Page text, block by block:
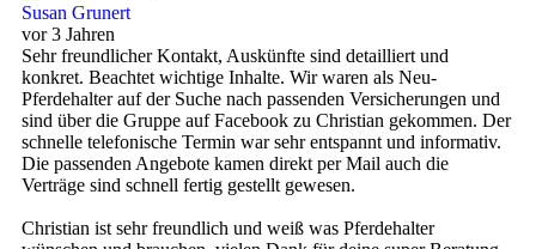
Susan Grunert
vor 3 Jahren
Sehr freundlicher Kontakt, Auskünfte sind detailliert und
konkret. Beachtet wichtige Inhalte. Wir waren als Neu-
Pferdehalter auf der Suche nach passenden Versicherungen und
sind über die Gruppe auf Facebook zu Christian gekommen. Der
schnelle telefonische Termin war sehr entspannt und informativ.
Die passenden Angebote kamen direkt per Mail auch die
Verträge sind schnell fertig gestellt gewesen.
Christian ist sehr freundlich und weiß was Pferdehalter